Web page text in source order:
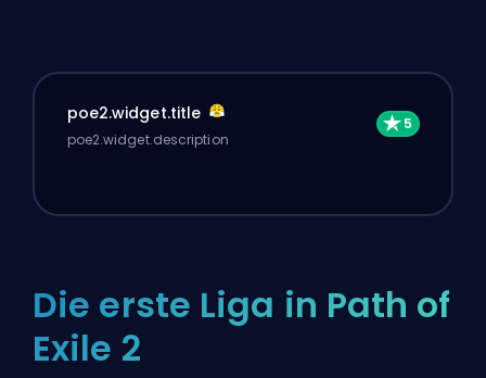
poe2.widget.title
poe2.widget.description
Die erste Liga in Path of
Exile 2